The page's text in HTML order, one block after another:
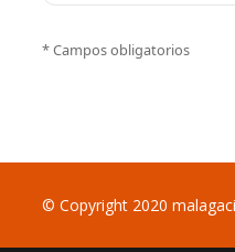
* Campos obligatorios
© Copyright 2020